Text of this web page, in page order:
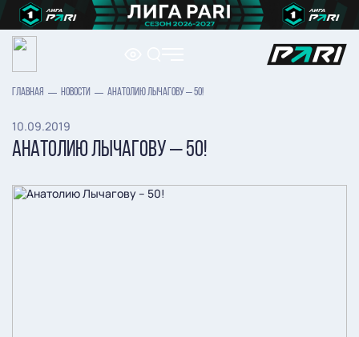
ГЛАВНАЯ НОВОСТИ АНАТОЛИЮ ЛЫЧАГОВУ – 50!
10.09.2019
АНАТОЛИЮ ЛЫЧАГОВУ – 50!